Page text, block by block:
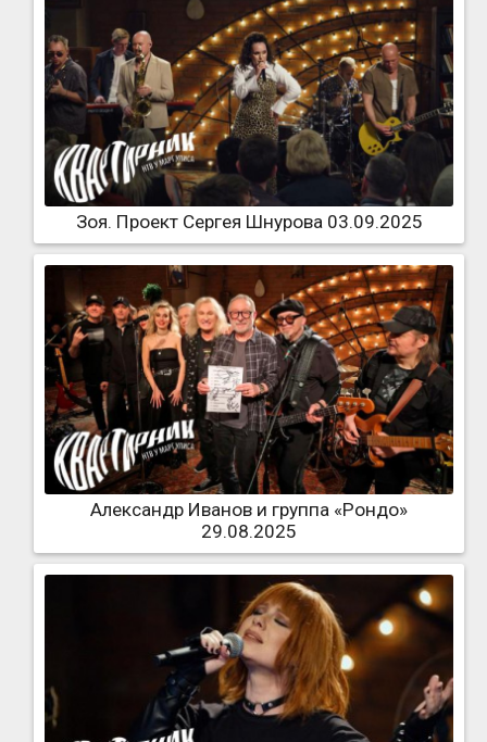
Зоя. Проект Сергея Шнурова 03.09.2025
Александр Иванов и группа «Рондо»
29.08.2025